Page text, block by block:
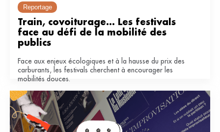
Reportage
Train, covoiturage... Les festivals
face au défi de la mobilité des
publics
Face aux enjeux écologiques et à la hausse du prix des
carburants, les festivals cherchent à encourager les
mobilités douces.